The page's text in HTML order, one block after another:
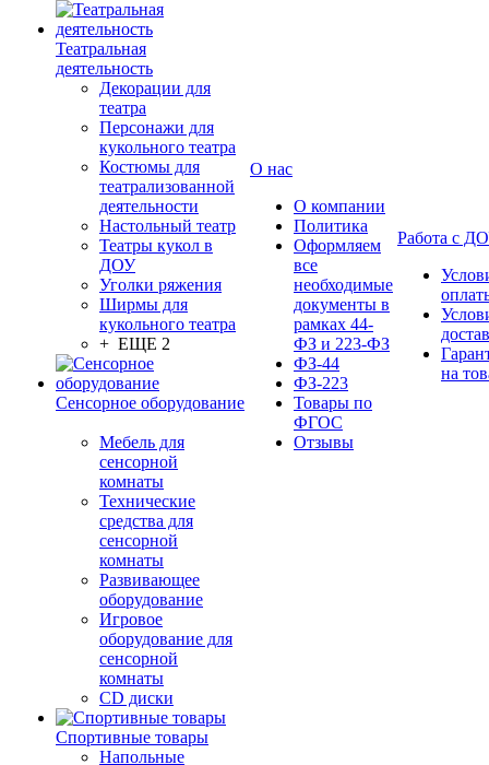
Театральная
деятельность
Декорации для
театра
Персонажи для
кукольного театра
Костюмы для
театрализованной
деятельности
Настольный театр
Театры кукол в
ДОУ
Уголки ряжения
Ширмы для
кукольного театра
+ ЕЩЕ 2
Сенсорное оборудование
Мебель для
сенсорной
комнаты
Технические
средства для
сенсорной
комнаты
Развивающее
оборудование
Игровое
оборудование для
сенсорной
комнаты
CD диски
Спортивные товары
Напольные
О нас
О компании
Политика
Оформляем
все
необходимые
документы в
рамках 44-
ФЗ и 223-ФЗ
ФЗ-44
ФЗ-223
Товары по
ФГОС
Отзывы
Работа с
на